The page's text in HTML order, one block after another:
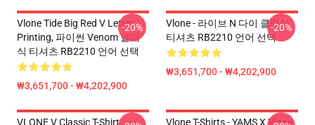
Vlone Tide Big Red V Letter
Printing, 파이썬 Venom 클래
식 티셔츠 RB2210 언어 선택
₩3,651,700 - ₩4,202,900
-20%
Vlone - 라이브 N 다이 클래식
티셔츠 RB2210 언어 선택
₩3,651,700 - ₩4,202,900
-20%
VLONE V Classic T-Shirt
Vlone T-Shirts - YAMS X Vlone